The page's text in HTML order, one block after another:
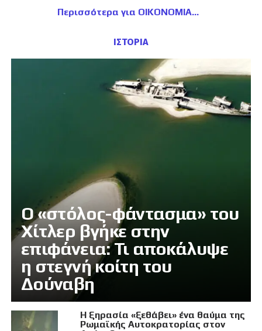
Περισσότερα για ΟΙΚΟΝΟΜΙΑ
ΙΣΤΟΡΙΑ
Ο «στόλος-φάντασμα» του
Χίτλερ βγήκε στην
επιφάνεια: Τι αποκάλυψε
η στεγνή κοίτη του
Δούναβη
Η ξηρασία «ξεθάβει» ένα θαύμα της
Ρωμαϊκής Αυτοκρατορίας στον